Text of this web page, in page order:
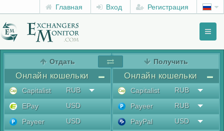
Главная Вход Регистрация
Отдать
Онлайн кошельки
Capitalist
RUB
EPay
USD
Payeer
USD
Получить
Онлайн кошельки
Capitalist
RUB
Payeer
RUB
PayPal
USD